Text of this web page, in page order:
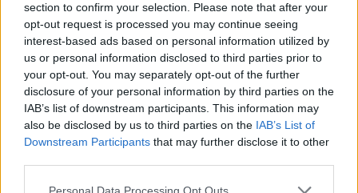
section to confirm your selection. Please note that after your
opt-out request is processed you may continue seeing
interest-based ads based on personal information utilized by
us or personal information disclosed to third parties prior to
your opt-out. You may separately opt-out of the further
disclosure of your personal information by third parties on the
IAB’s list of downstream participants. This information may
also be disclosed by us to third parties on the IAB’s List of
Downstream Participants that may further disclose it to other
Personal Data Processing Opt Outs
Näytä tämä julkaisu Instagramissa